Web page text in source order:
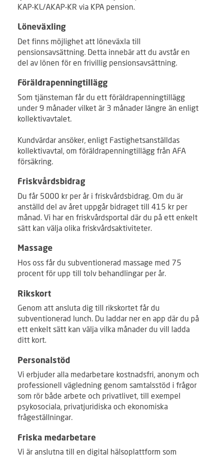
KAP-KL/AKAP-KR via KPA pension.
Löneväxling
Det finns möjlighet att löneväxla till
pensionsavsättning. Detta innebär att du avstår en
del av lönen för en frivillig pensionsavsättning.
Föräldrapenningtillägg
Som tjänsteman får du ett föräldrapenningtillägg
under 9 månader vilket är 3 månader längre än enligt
kollektivavtalet.
Kundvärdar ansöker, enligt Fastighetsanställdas
kollektivavtal, om föräldrapenningtillägg från AFA
försäkring.
Friskvårdsbidrag
Du får 5000 kr per år i friskvårdsbidrag. Om du är
anställd del av året uppgår bidraget till 415 kr per
månad. Vi har en friskvårdsportal där du på ett enkelt
sätt kan välja olika friskvårdsaktiviteter.
Massage
Hos oss får du subventionerad massage med 75
procent för upp till tolv behandlingar per år.
Rikskort
Genom att ansluta dig till rikskortet får du
subventionerad lunch. Du laddar ner en app där du på
ett enkelt sätt kan välja vilka månader du vill ladda
ditt kort.
Personalstöd
Vi erbjuder alla medarbetare kostnadsfri, anonym och
professionell vägledning genom samtalsstöd i frågor
som rör både arbete och privatlivet, till exempel
psykosociala, privatjuridiska och ekonomiska
frågeställningar.
Friska medarbetare
Vi är anslutna till en digital hälsoplattform som